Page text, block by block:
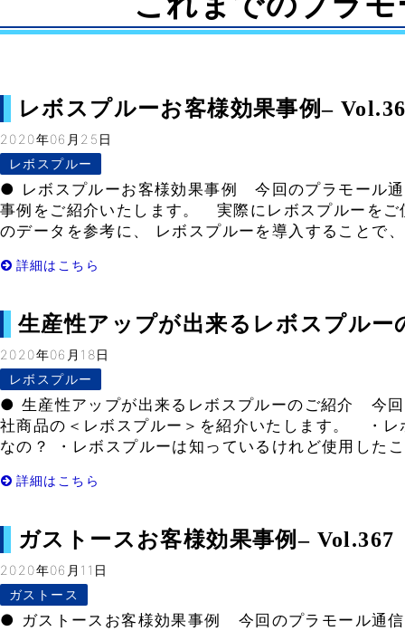
レボスプルーお客様効果事例–
2020年06月25日
レボスプルー
● レボスプルーお客様効果事例 今回のプラモール
事例をご紹介いたします。 実際にレボスプルーをご
のデータを参考に、 レボスプルーを導入することで
詳細はこちら
生産性アップが出来るレボスプルー
2020年06月18日
レボスプルー
● 生産性アップが出来るレボスプルーのご紹介 今
社商品の＜レボスプルー＞を紹介いたします。 ・レ
なの？ ・レボスプルーは知っているけれど使用し
詳細はこちら
ガストースお客様効果事例– Vol.367
2020年06月11日
ガストース
● ガストースお客様効果事例 今回のプラモール通